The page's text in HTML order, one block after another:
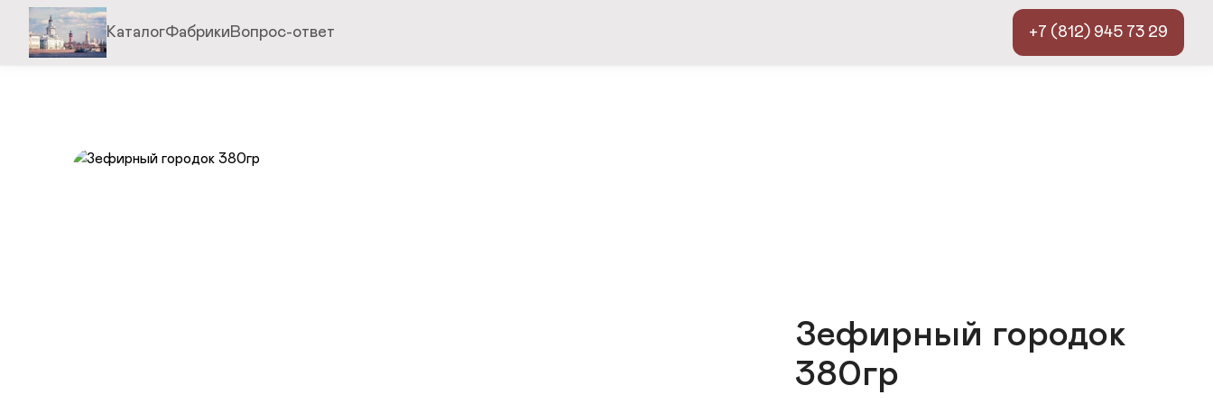
КаталогФабрикиВопрос-ответ +7 (812) 945 73 29
Зефирный городок
380гр